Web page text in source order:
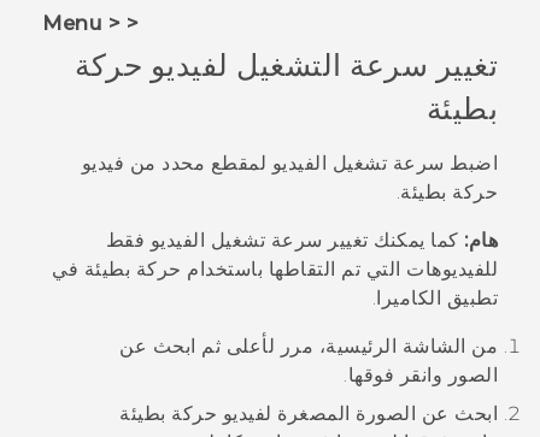
VIVERSE
البرامج + التطبيقات
الدعم
< < Menu
تغيير سرعة التشغيل لفيديو حركة
بطيئة
اضبط سرعة تشغيل الفيديو لمقطع محدد من فيديو
حركة بطيئة.
هام: كما يمكنك تغيير سرعة تشغيل الفيديو فقط
للفيديوهات التي تم التقاطها باستخدام حركة بطيئة في
تطبيق
الكاميرا .
من الشاشة الرئيسية، مرر لأعلى ثم ابحث عن
الصور وانقر فوقها.
ابحث عن الصورة المصغرة لفيديو حركة بطيئة